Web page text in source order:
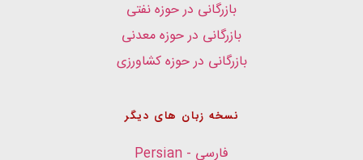
بازرگانی در حوزه نفتی
بازرگانی در حوزه معدنی
بازرگانی در حوزه کشاورزی
نسخه زبان های دیگر
فارسی - Persian